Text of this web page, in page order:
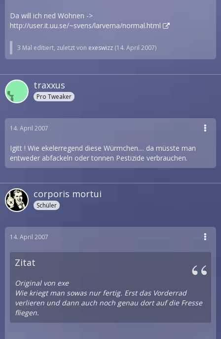
Da will ich ned Wohnen ->
http://user.it.uu.se/~svens/larverna/normal.html
3 Mal editiert, zuletzt von exeswizz (14. April 2007)
traxxus
Pro Tweaker
14. April 2007
Igitt ! Wie ekelerregend diese Würmchen.... da müsste man
entweder abfackeln oder tonnen Pestizide verbrauchen.
corporis mortui
Schüler
14. April 2007
Zitat
Original von exe
Wie kriegt man sowas nur fertig. Erst das Vorderrad
verlieren und dann auch noch genau dort auf die Fresse
fliegen.